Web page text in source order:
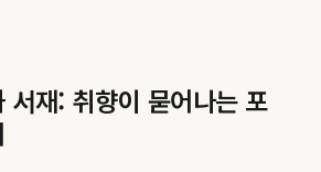
서재: 취향이 묻어나는 포